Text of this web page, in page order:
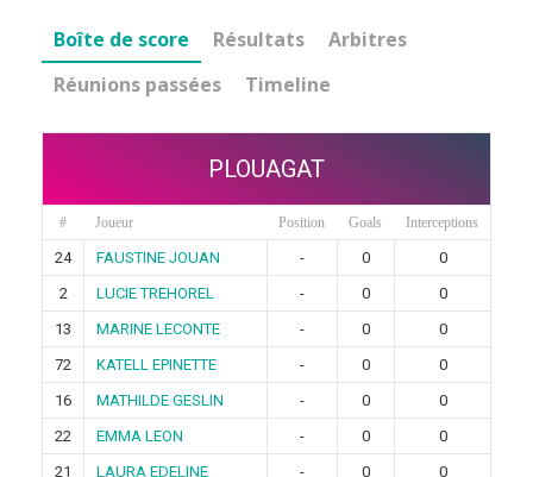
Boîte de score Résultats
Arbitres
Réunions passées
Timeline
PLOUAGAT
# Joueur Position Goals Interceptions
24 FAUSTINE JOUAN - 0
0
2
LUCIE TREHOREL - 0
0
13
MARINE LECONTE - 0
0
72
KATELL EPINETTE - 0
0
16
MATHILDE GESLIN - 0
0
22
EMMA LEON - 0
0
21
LAURA EDELINE - 0
0